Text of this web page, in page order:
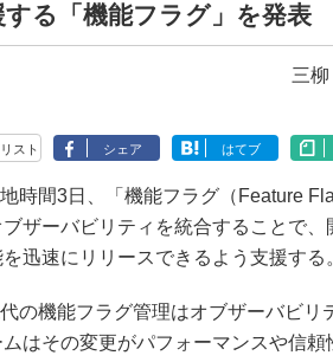
る「機能フラグ」を発表
三
リスト シェア はてブ
時間3日、「機能フラグ（Feature
ザーバビリティを統合することで
迅速にリリースできるよう支援する
の機能フラグ管理はオブザーバビリ
はその変更がパフォーマンスや信頼